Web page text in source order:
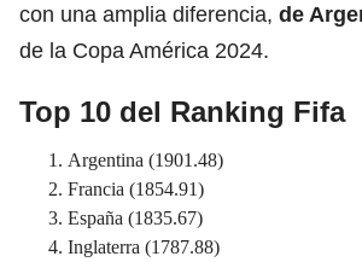
con una amplia diferencia, de
de la Copa América 2024.
Top 10 del Ranking Fifa
Argentina (1901.48)
Francia (1854.91)
España (1835.67)
Inglaterra (1787.88)